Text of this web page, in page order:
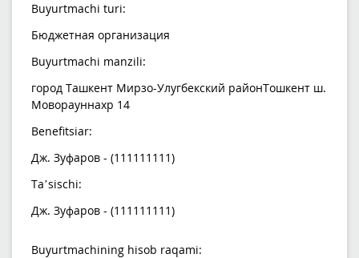
Buyurtmachi turi:
Бюджетная организация
Buyurtmachi manzili:
город Ташкент Мирзо-Улугбекский районТошкент ш.
Моворауннахр 14
Benefitsiar:
Дж. Зуфаров - (111111111)
Ta’sischi:
Дж. Зуфаров - (111111111)
Buyurtmachining hisob raqami: